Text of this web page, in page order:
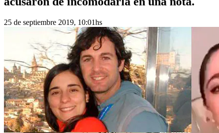
25 de septiembre 2019, 10:01hs